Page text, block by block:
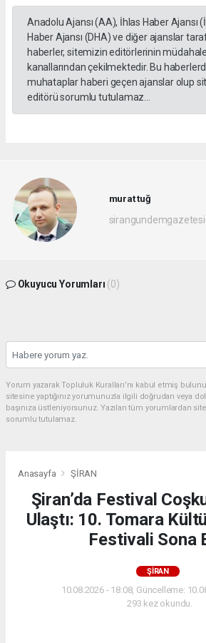
Anadolu Ajansı (AA), İhlas Haber Ajansı
Haber Ajansı (DHA) ve diğer ajanslar
haberler, sitemizin editörlerinin
kanallarından çekilmektedir. Bu
muhataplar haberi geçen ajanslar olup
editörü sorumlu tutulamaz...
murat tuğ
Okuyucu Yorumları (0)
Yorum yazarak Topluluk Kuralları’nı kabul etmiş
sitesine yaptığınız yorumunuzla ilgili doğrudan veya
başınıza üstleniyorsunuz. Yazılan tüm yorumlardan
sorumlu tutulamaz.
Anasayfa ŞİRAN
Şiran’da Festival
Ulaştı: 10. Tomara
Festivali Sona
ŞİRAN
10.08.2026 - 18:08, Güncelleme:
293 kez okundu.